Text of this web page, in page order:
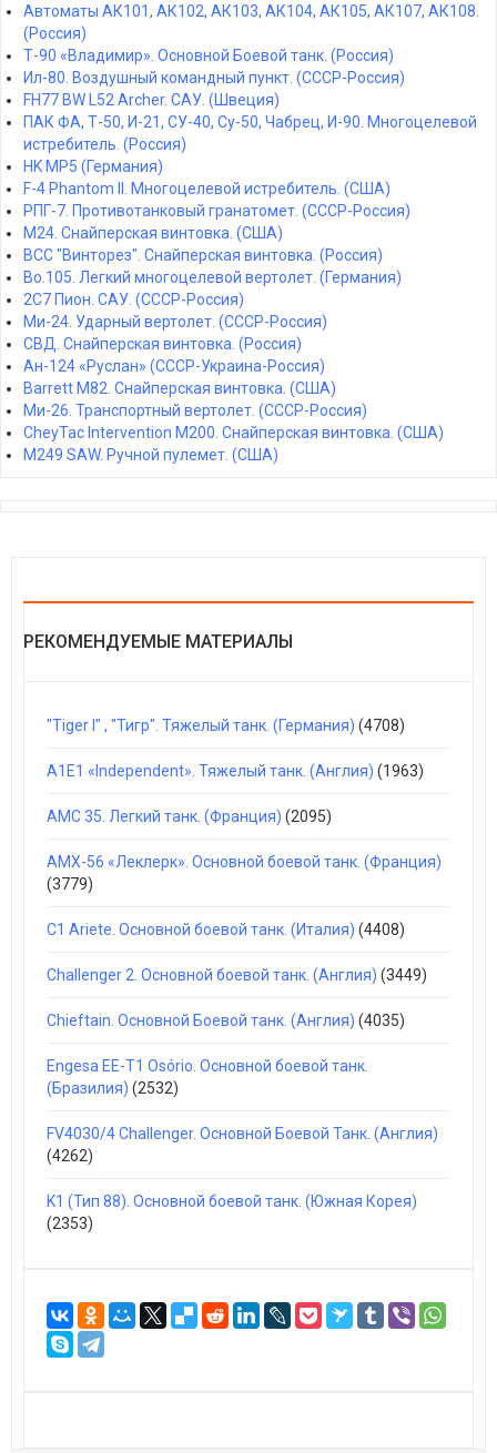
Автоматы АК101, АК102, АК103, АК104, АК105, АК107, АК108.
(Россия)
Т-90 «Владимир». Основной Боевой танк. (Россия)
Ил-80. Воздушный командный пункт. (СССР-Россия)
FH77 BW L52 Archer. САУ. (Швеция)
ПАК ФА, Т-50, И-21, СУ-40, Су-50, Чабрец, И-90. Многоцелевой
истребитель. (Россия)
HK MP5 (Германия)
F-4 Phantom II. Многоцелевой истребитель. (США)
РПГ-7. Противотанковый гранатомет. (СССР-Россия)
M24. Снайперская винтовка. (США)
ВСС "Винторез". Снайперская винтовка. (Россия)
Bo.105. Легкий многоцелевой вертолет. (Германия)
2С7 Пион. САУ. (СССР-Россия)
Ми-24. Ударный вертолет. (СССР-Россия)
СВД. Снайперская винтовка. (Россия)
Ан-124 «Руслан» (СССР-Украина-Россия)
Barrett M82. Снайперская винтовка. (США)
Ми-26. Транспортный вертолет. (СССР-Россия)
CheyTac Intervention M200. Снайперская винтовка. (США)
M249 SAW. Ручной пулемет. (США)
РЕКОМЕНДУЕМЫЕ МАТЕРИАЛЫ
"Tiger I" , "Тигр". Тяжелый танк. (Германия) (4708)
A1E1 «Independent». Тяжелый танк. (Англия) (1963)
AMC 35. Легкий танк. (Франция) (2095)
AMX-56 «Леклерк». Основной боевой танк. (Франция)
(3779)
C1 Ariete. Основной боевой танк. (Италия) (4408)
Challenger 2. Основной боевой танк. (Англия) (3449)
Chieftain. Основной Боевой танк. (Англия) (4035)
Engesa EE-T1 Osório. Основной боевой танк.
(Бразилия) (2532)
FV4030/4 Challenger. Основной Боевой Танк. (Англия)
(4262)
K1 (Тип 88). Основной боевой танк. (Южная Корея)
(2353)